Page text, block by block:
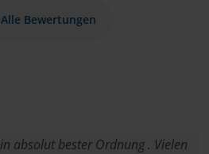
Alle Bewertungen
absolut bester Ordnung . Vielen